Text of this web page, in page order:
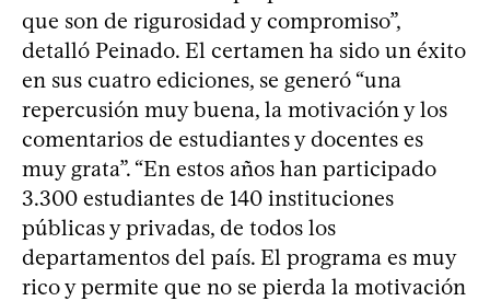
que son de rigurosidad y compromiso”,
detalló Peinado. El certamen ha sido un éxito
en sus cuatro ediciones, se generó “una
repercusión muy buena, la motivación y los
comentarios de estudiantes y docentes es
muy grata”. “En estos años han participado
3.300 estudiantes de 140 instituciones
públicas y privadas, de todos los
departamentos del país. El programa es muy
rico y permite que no se pierda la motivación